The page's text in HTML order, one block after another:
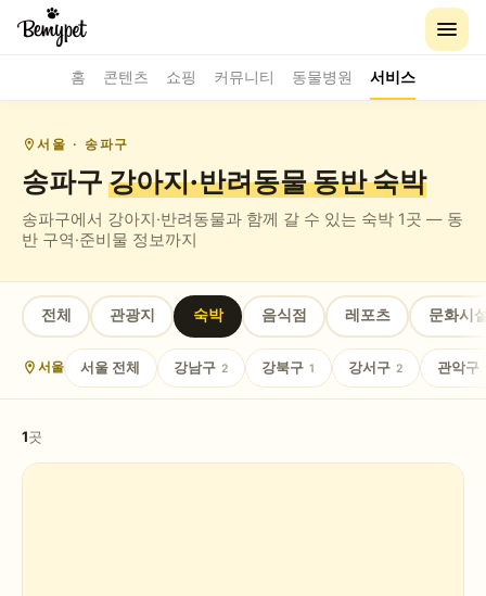
홈 콘텐츠 쇼핑 커뮤니티 동물병원 서비스
서울 · 송파구
송파구 강아지·반려동물 동반숙박
송파구에서 강아지·반려동물과 함께 갈 수 있는 숙박 1곳 — 동
반 구역·준비물 정보까지
전체 관광지 숙박 음식점 레포츠 문화시
서울 서울 전체 강남구 2 강북구 1 강서구 2 관악구
1곳